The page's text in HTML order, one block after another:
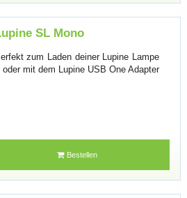
SL Mono
zum Laden deiner Lupine Lampe
mit dem Lupine USB One Adapter
Bestellen